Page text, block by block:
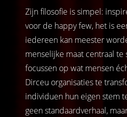
Zijn filosofie is simpel:
voor de happy few, het is
iedereen kan meester
menselijke maat centraal te
focussen op wat mensen
Dirceu organisaties te
individuen hun eigen stem
geen standaardverhaal,